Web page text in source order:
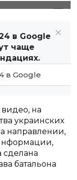
в Google
чаще
в Google
на
украинских
направлении,
сделана
батальона